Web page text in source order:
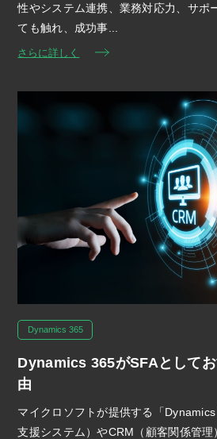
性やシステム連携、業務対応力、サポ
ても触れ、成功事...
さらに詳しく
Dynamics 365
Dynamics 365がSFAとして
由
マイクロソフトが提供する「
支援システム）やCRM（顧客関係管理